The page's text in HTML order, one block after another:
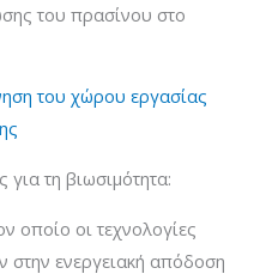
του πρασίνου στο
του χώρου εργασίας
για τη βιωσιμότητα:
οποίο οι τεχνολογίες
στην ενεργειακή απόδοση